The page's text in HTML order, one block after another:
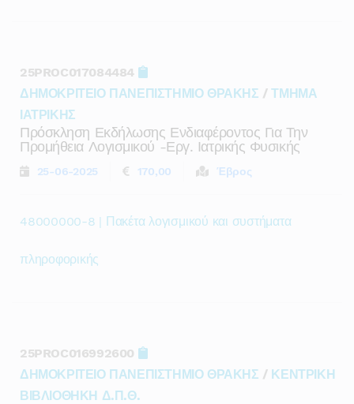
25PROC017084484
ΔΗΜΟΚΡΙΤΕΙΟ ΠΑΝΕΠΙΣΤΗΜΙΟ ΘΡΑΚΗΣ /ΤΜΗΜΑ
ΙΑΤΡΙΚΗΣ
Πρόσκληση Εκδήλωσης Ενδιαφέροντος Για Την
Προμήθεια Λογισμικού -εργ. Ιατρικής Φυσικής
25-06-2025 170,00 Έβρος
48000000-8 | Πακέτα λογισμικού και συστήματα
πληροφορικής
25PROC016992600
ΔΗΜΟΚΡΙΤΕΙΟ ΠΑΝΕΠΙΣΤΗΜΙΟ ΘΡΑΚΗΣ / ΚΕΝΤΡΙΚΗ
ΒΙΒΛΙΟΘΗΚΗ Δ.Π.Θ.